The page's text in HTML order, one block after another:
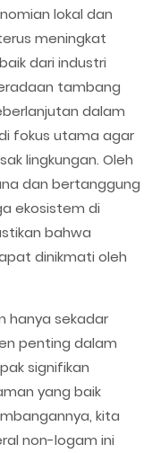
lokal dan
meningkat
dari industri
tambang
dalam
fokus utama agar
lingkungan. Oleh
dan bertanggung
ekosistem di
bahwa
dinikmati oleh
hanya sekadar
penting dalam
signifikan
yang baik
kita
non-logam ini